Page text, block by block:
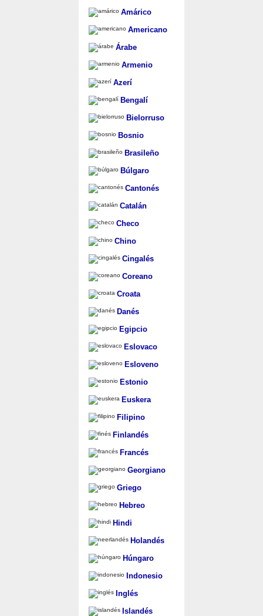
Amárico
Americano
Árabe
Armenio
Azerí
Bengalí
Bielorruso
Bosnio
Brasileño
Búlgaro
Cantonés
Catalán
Checo
Chino
Cingalés
Coreano
Croata
Danés
Egipcio
Eslovaco
Esloveno
Estonio
Euskera
Filipino
Finlandés
Francés
Georgiano
Griego
Hebreo
Hindi
Holandés
Húngaro
Indonesio
Inglés
Islandés